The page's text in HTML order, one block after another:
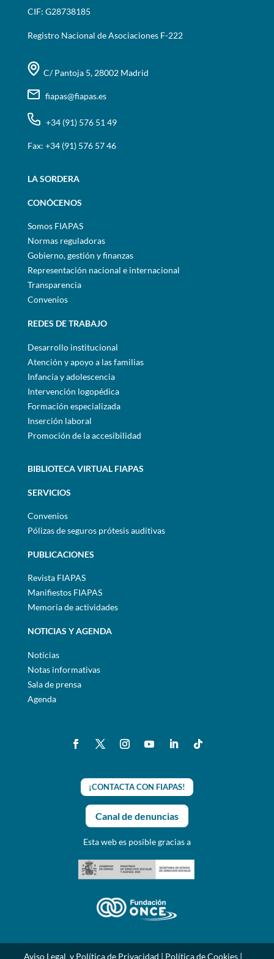
CIF: G28738185
Registro Nacional de Asociaciones F-222
C/ Pantoja 5, 28002 Madrid
fiapas@fiapas.es
+34 (91) 576 51 49
Fax: +34 (91) 576 57 46
LA SORDERA
CONÓCENOS
Somos FIAPAS
Normas reguladoras
Gobierno, gestión y finanzas
Representación nacional e internacional
Transparencia
Convenios
REDES DE TRABAJO
Desarrollo institucional
Atención y apoyo a las familias
Infancia y adolescencia
Intervención logopédica
Formación especializada
Inserción laboral
Promoción de la accesibilidad
BIBLIOTECA VIRTUAL FIAPAS
SERVICIOS
Convenios
Pólizas de seguros prótesis auditivas
PUBLICACIONES
Revista FIAPAS
Manifiestos FIAPAS
Memoria de actividades
NOTICIAS Y AGENDA
Noticias
Notas informativas
Sala de prensa
Agenda
¡CONTACTA CON FIAPAS!
Canal de denuncias
Esta web es posible gracias a
Aviso Legal y Política de Privacidad | Política de Cookies|